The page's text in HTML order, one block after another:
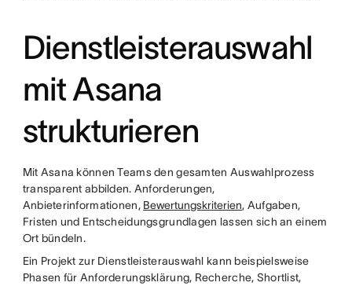
Dienstleisterauswahl
mit Asana
strukturieren
Mit Asana können Teams den gesamten Auswahlprozess
transparent abbilden. Anforderungen,
Anbieterinformationen, Bewertungskriterien, Aufgaben,
Fristen und Entscheidungsgrundlagen lassen sich an einem
Ort bündeln.
Ein Projekt zur Dienstleisterauswahl kann beispielsweise
Phasen für Anforderungsklärung, Recherche, Shortlist,